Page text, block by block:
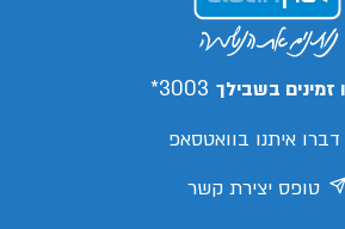
זמינים בשבילך 3003*
דברו איתנו בוואטסאפ
טופס יצירת קשר